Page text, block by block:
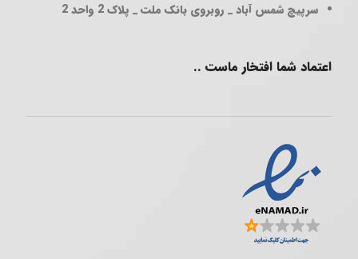
سرپیچ شمس آباد _ روبروی بانک ملت _ پلاک 2 واحد 2
اعتماد شما افتخار ماست ..